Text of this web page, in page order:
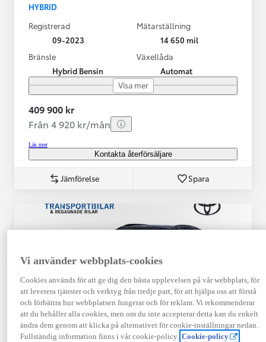
HYBRID
Registrerad
09-2023
Mätarställning
14 650 mil
Bränsle
Hybrid Bensin
Växellåda
Automat
Visa mer
409 900 kr
Från 4 920 kr/mån
Läs mer
Kontakta återförsäljare
Jämförelse Spara
Vi använder webbplats-cookies
Cookies används för att ge dig den bästa upplevelsen på vår webbplats, för
att leverera tjänster och verktyg från tredje part, för att hjälpa oss att förstå
och förbättra hur webbplatsen fungerar och för reklam. Vi rekommenderar
att du behåller alla cookies, men om du inte accepterar detta kan du enkelt
ändra dem genom att klicka på alternativet för cookie-inställningar nedan.
Fullständig information finns i vår cookie-policy. Cookie-policy